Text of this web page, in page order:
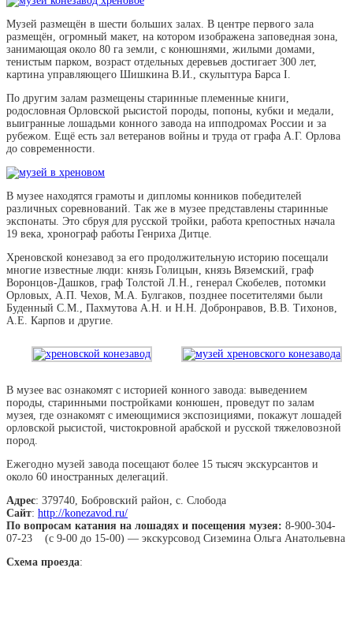
Музей размещён в шести больших залах. В центре первого зала
размещён, огромный макет, на котором изображена заповедная зона,
занимающая около 80 га земли, с конюшнями, жилыми домами,
тенистым парком, возраст отдельных деревьев достигает 300 лет,
картина управляющего Шишкина В.И., скульптура Барса I.
По другим залам размещены старинные племенные книги,
родословная Орловской рысистой породы, попоны, кубки и медали,
выигранные лошадьми конного завода на ипподромах России и за
рубежом. Ещё есть зал ветеранов войны и труда от графа А.Г. Орлова
до современности.
В музее находятся грамоты и дипломы конников победителей
различных соревнований. Так же в музее представлены старинные
экспонаты. Это сбруя для русской тройки, работа крепостных начала
19 века, хронограф работы Генриха Дитце.
Хреновской конезавод за его продолжительную историю посещали
многие известные люди: князь Голицын, князь Вяземский, граф
Воронцов-Дашков, граф Толстой Л.Н., генерал Скобелев, потомки
Орловых, А.П. Чехов, М.А. Булгаков, позднее посетителями были
Буденный С.М., Пахмутова А.Н. и Н.Н. Добронравов, В.В. Тихонов,
А.Е. Карпов и другие.
В музее вас ознакомят с историей конного завода: выведением
породы, старинными постройками конюшен, проведут по залам
музея, где ознакомят с имеющимися экспозициями, покажут лошадей
орловской рысистой, чистокровной арабской и русской тяжеловозной
пород.
Ежегодно музей завода посещают более 15 тысяч экскурсантов и
около 60 иностранных делегаций.
Адрес: 379740, Бобровский район, с. Слобода
Сайт: http://konezavod.ru/
По вопросам катания на лошадях и посещения музея: 8-900-304-
07-23 (с 9-00 до 15-00) — экскурсовод Сиземина Ольга Анатольевна
Схема проезда: